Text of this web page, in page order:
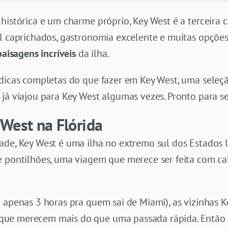
e um charme próprio, Key West é a terceira
gastronomia excelente e muitas
incríveis da ilha.
completas do que fazer em Key West, uma
viajou para Key West algumas vezes. Pronto para
na Flórida
Key West é uma ilha no extremo sul dos Estados
uma viagem que merece ser feita com
3 horas pra quem sai de Miami), as vizinhas
merecem mais do que uma passada rápida.